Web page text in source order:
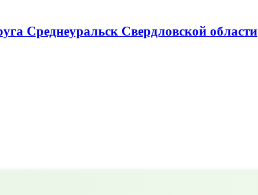
Среднеуральск Свердловской области